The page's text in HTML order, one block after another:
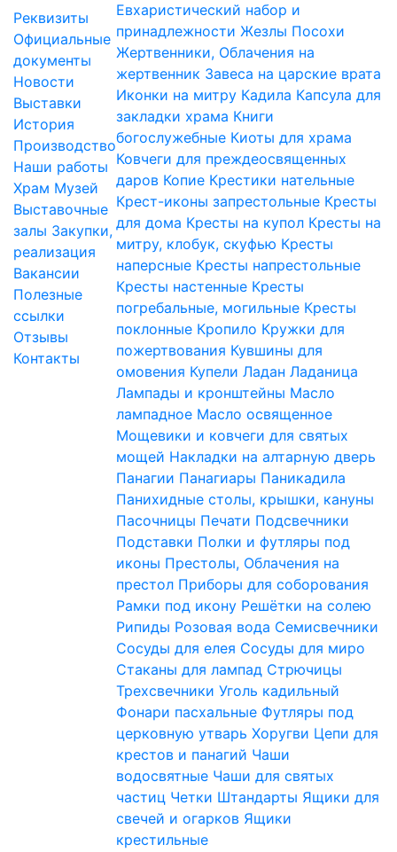
Реквизиты
Официальные
документы
Новости
Выставки
История
Производство
Наши работы
Храм Музей
Выставочные
залы Закупки,
реализация
Вакансии
Полезные
ссылки
Отзывы
Контакты
Евхаристический набор и
принадлежности Жезлы Посохи
Жертвенники, Облачения на
жертвенник Завеса на царские врата
Иконки на митру Кадила Капсула для
закладки храма Книги
богослужебные Киоты для храма
Ковчеги для преждеосвященных
даров Копие Крестики нательные
Крест-иконы запрестольные Кресты
для дома Кресты на купол Кресты на
митру, клобук, скуфью Кресты
наперсные Кресты напрестольные
Кресты настенные Кресты
погребальные, могильные Кресты
поклонные Кропило Кружки для
пожертвования Кувшины для
омовения Купели Ладан Ладаница
Лампады и кронштейны Масло
лампадное Масло освященное
Мощевики и ковчеги для святых
мощей Накладки на алтарную дверь
Панагии Панагиары Паникадила
Панихидные столы, крышки, кануны
Пасочницы Печати Подсвечники
Подставки Полки и футляры под
иконы Престолы, Облачения на
престол Приборы для соборования
Рамки под икону Решётки на солею
Рипиды Розовая вода Семисвечники
Сосуды для елея Сосуды для миро
Стаканы для лампад Стрючицы
Трехсвечники Уголь кадильный
Фонари пасхальные Футляры под
церковную утварь Хоругви Цепи для
крестов и панагий Чаши
водосвятные Чаши для святых
частиц Четки Штандарты Ящики для
свечей и огарков Ящики
крестильные